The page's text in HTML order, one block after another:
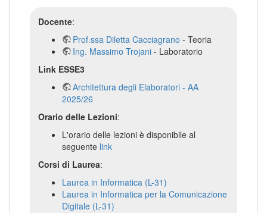
Docente:
Prof.ssa Diletta Cacciagrano - Teoria
Ing. Massimo Trojani - Laboratorio
Link ESSE3
Architettura degli Elaboratori - AA
2025/26
Orario delle Lezioni:
L'orario delle lezioni è disponibile al
seguente link
Corsi di Laurea:
Laurea in Informatica (L-31)
Laurea in Informatica per la Comunicazione
Digitale (L-31)